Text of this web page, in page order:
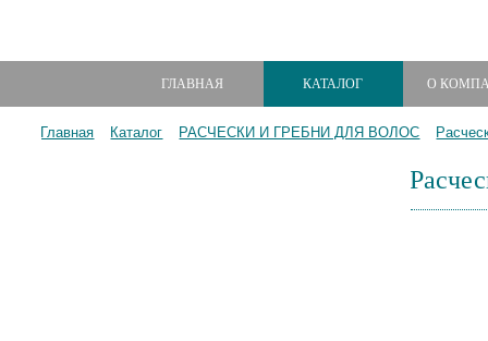
ГЛАВНАЯ КАТАЛОГ О
Главная Каталог РАСЧЕСКИ И ГРЕБНИ ДЛЯ ВОЛОС